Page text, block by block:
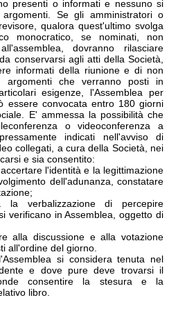
presenti o informati e nessuno si
Se gli amministratori o
qualora quest'ultimo svolga
monocratico, se nominati, non
dovranno rilasciare
conservarsi agli atti della Società,
informati della riunione e di non
argomenti che verranno posti in
esigenze, l'Assemblea per
essere convocata entro 180 giorni
E' ammessa la possibilità che
o videoconferenza a
indicati nell'avviso di
collegati, a cura della Società, nei
e sia consentito:
l'identità e la legittimazione
dell'adunanza, constatare
verbalizzazione di percepire
verificano in Assemblea, oggetto di
alla discussione e alla votazione
all'ordine del giorno.
si considera tenuta nel
e dove pure deve trovarsi il
consentire la stesura e la
libro.